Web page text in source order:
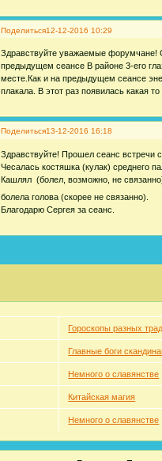
Поделиться12-12-2016 10:29
Здравствуйте уважаемые форумчане!
предыдущем сеансе В районе 3-его
месте.Как и на предыдущем сеансе
плакала. В этот раз появилась какая
Поделиться13-12-2016 16:18
Здравствуйте! Прошел сеанс встречи
Чесалась костяшка (кулак) среднего
Кашлял (болел, возможно, не
болела голова (скорее не связанно).
Благодарю Сергея за сеанс.
Гороскопы разных
Главные боги
Немного о славянстве
Китайская магия
Немного о славянстве